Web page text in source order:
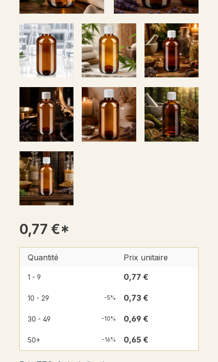
0,77 €*
Quantité Prix unitaire
1 - 9 0,77 €
10 - 29 -5% 0,73 €
30 - 49 -10% 0,69 €
50+ -16% 0,65 €